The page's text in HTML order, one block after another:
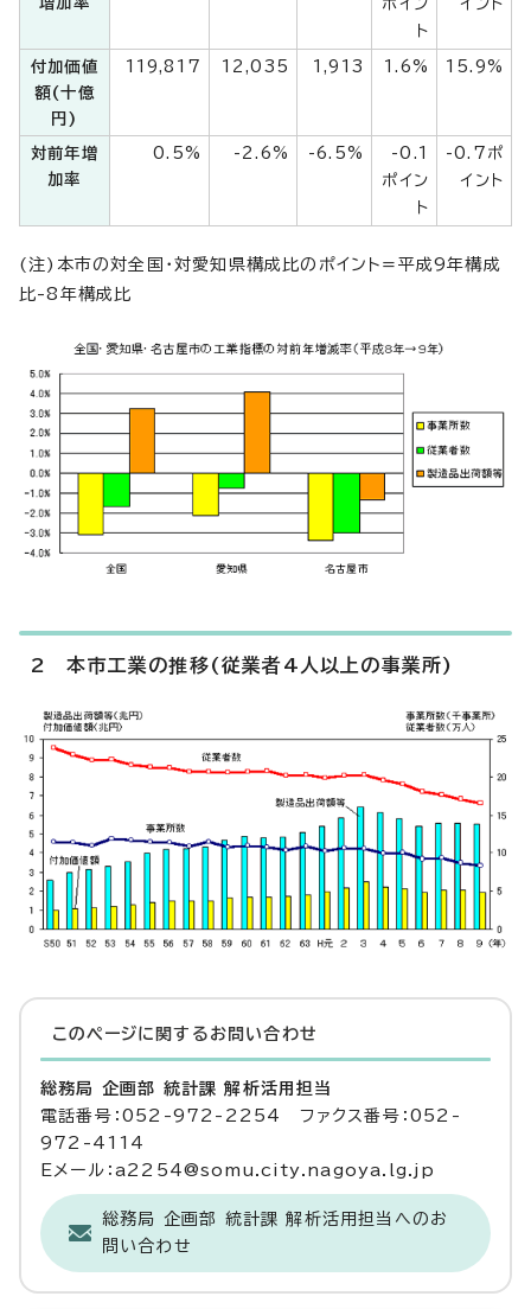
ポイン
ト
イント
付加価値
額(十億
円)
119,817 12,035 1,913 1.6% 15.9%
対前年増
加率
0.5% -2.6% -6.5%
-0.1
ポイン
ト
-0.7ポ
イント
(注)本市の対全国・対愛知県構成比のポイント=平成9年構成
比-8年構成比
2 本市工業の推移(従業者4人以上の事業所)
このページに関する お問い合わせ
総務局 企画部 統計課 解析活用担当
電話番号：052-972-2254 ファクス番号：052-
972-4114
Eメール：a2254@somu.city.nagoya.lg.jp
総務局 企画部 統計課 解析活用担当へのお
問い合わせ